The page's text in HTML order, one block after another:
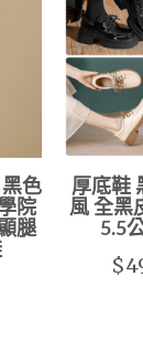
色
院
腿
厚底鞋
風 全黑
5.5